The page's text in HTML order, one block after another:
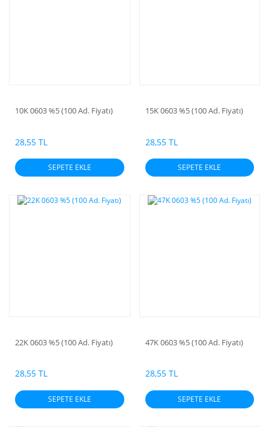
10K 0603 %5 (100 Ad. Fiyatı)
28,55 TL
SEPETE EKLE
15K 0603 %5 (100 Ad. Fiyatı)
28,55 TL
SEPETE EKLE
22K 0603 %5 (100 Ad. Fiyatı)
28,55 TL
SEPETE EKLE
47K 0603 %5 (100 Ad. Fiyatı)
28,55 TL
SEPETE EKLE